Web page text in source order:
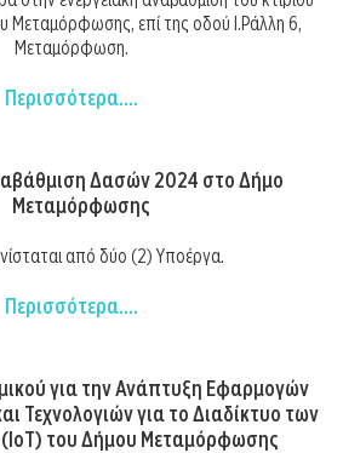
Μεταμόρφωσης, επί της οδού Ι.Ράλλη 6,
Μεταμόρφωση.
Περισσότερα....
Δασών 2024 στο Δήμο
Μεταμόρφωσης
από δύο (2) Υποέργα.
Περισσότερα....
για την Ανάπτυξη Εφαρμογών
Τεχνολογιών για το Διαδίκτυο των
(IoT) του Δήμου Μεταμόρφωσης